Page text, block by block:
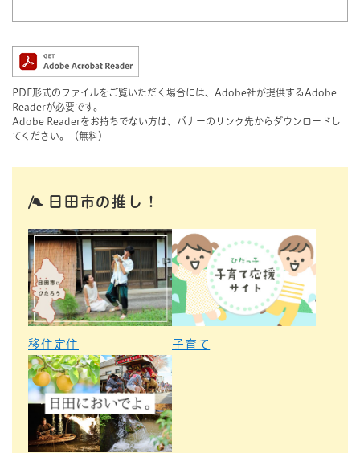
PDF形式のファイルをご覧いただく場合には、Adobe社が提供するAdobe
Readerが必要です。
Adobe Readerをお持ちでない方は、バナーのリンク先からダウンロードし
てください。（無料）
日田市の推し！
移住定住 子育て